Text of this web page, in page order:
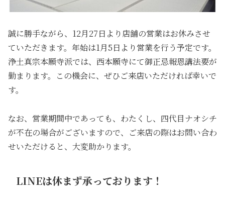
誠に勝手ながら、12月27日より店舗の営業はお休みさせ
ていただきます。年始は1月5日より営業を行う予定です。
浄土真宗本願寺派では、西本願寺にて御正忌報恩講法要が
勤まります。この機会に、ぜひご来店いただければ幸いで
す。
なお、営業期間中であっても、わたくし、四代目ナオシチ
が不在の場合がございますので、ご来店の際はお問い合わ
せいただけると、大変助かります。
LINEは休まず承っております！